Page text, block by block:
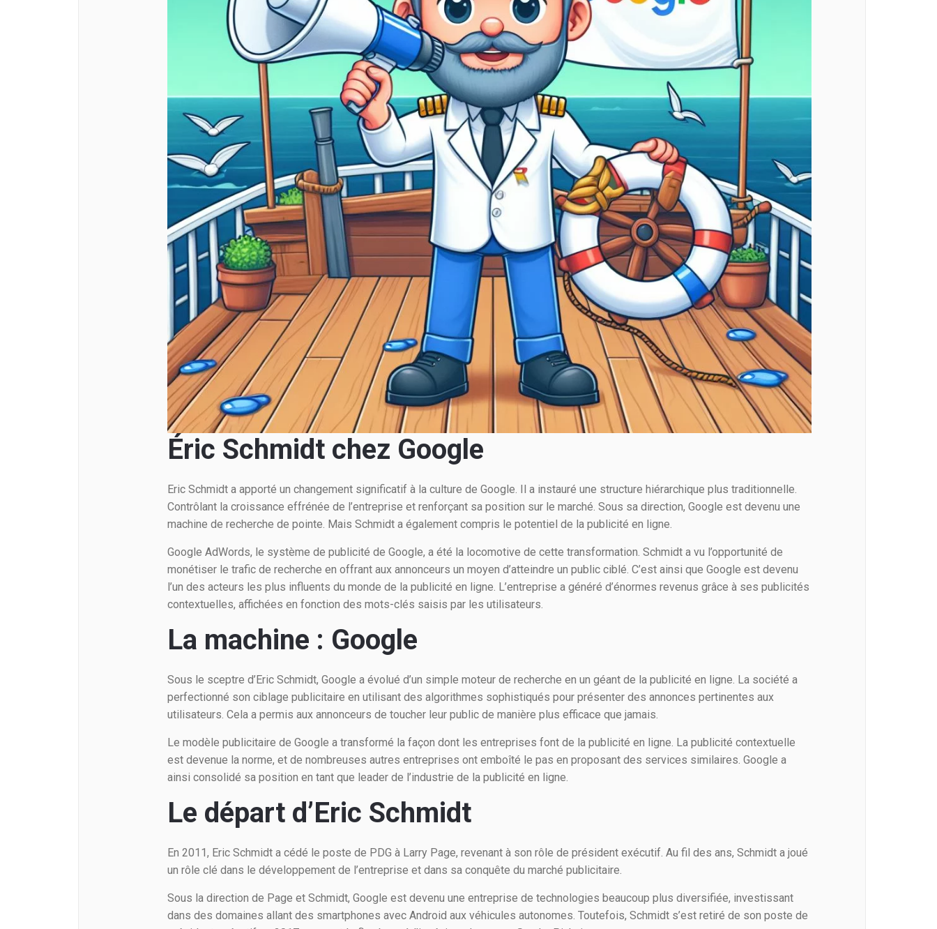
Éric Schmidt chez Google
Eric Schmidt a apporté un changement significatif à la culture de Google. Il a instauré une structure hiérarchique plus traditionnelle.
Contrôlant la croissance effrénée de l’entreprise et renforçant sa position sur le marché. Sous sa direction, Google est devenu une
machine de recherche de pointe. Mais Schmidt a également compris le potentiel de la publicité en ligne.
Google AdWords, le système de publicité de Google, a été la locomotive de cette transformation. Schmidt a vu l’opportunité de
monétiser le trafic de recherche en offrant aux annonceurs un moyen d’atteindre un public ciblé. C’est ainsi que Google est devenu
l’un des acteurs les plus influents du monde de la publicité en ligne. L’entreprise a généré d’énormes revenus grâce à ses publicités
contextuelles, affichées en fonction des mots-clés saisis par les utilisateurs.
La machine : Google
Sous le sceptre d’Eric Schmidt, Google a évolué d’un simple moteur de recherche en un géant de la publicité en ligne. La société a
perfectionné son ciblage publicitaire en utilisant des algorithmes sophistiqués pour présenter des annonces pertinentes aux
utilisateurs. Cela a permis aux annonceurs de toucher leur public de manière plus efficace que jamais.
Le modèle publicitaire de Google a transformé la façon dont les entreprises font de la publicité en ligne. La publicité contextuelle
est devenue la norme, et de nombreuses autres entreprises ont emboîté le pas en proposant des services similaires. Google a
ainsi consolidé sa position en tant que leader de l’industrie de la publicité en ligne.
Le départ d’Eric Schmidt
En 2011, Eric Schmidt a cédé le poste de PDG à Larry Page, revenant à son rôle de président exécutif. Au fil des ans, Schmidt a joué
un rôle clé dans le développement de l’entreprise et dans sa conquête du marché publicitaire.
Sous la direction de Page et Schmidt, Google est devenu une entreprise de technologies beaucoup plus diversifiée, investissant
dans des domaines allant des smartphones avec Android aux véhicules autonomes. Toutefois, Schmidt s’est retiré de son poste de